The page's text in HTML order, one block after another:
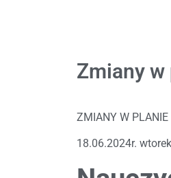
Zmiany
ZMIANY W PLANIE
18.06.2024r. wtorek